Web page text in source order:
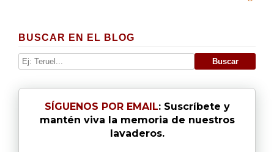
BUSCAR EN EL BLOG
SÍGUENOS POR EMAIL: Suscríbete y
mantén viva la memoria de nuestros
lavaderos.